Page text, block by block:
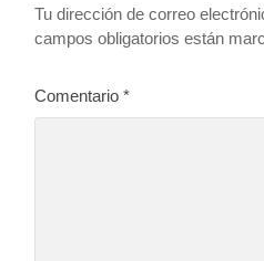
Tu dirección de correo
campos obligatorios están
Comentario*